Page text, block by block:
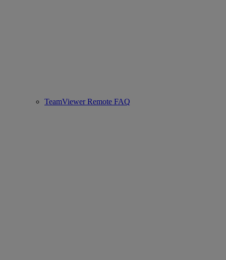
TeamViewer Remote FAQ